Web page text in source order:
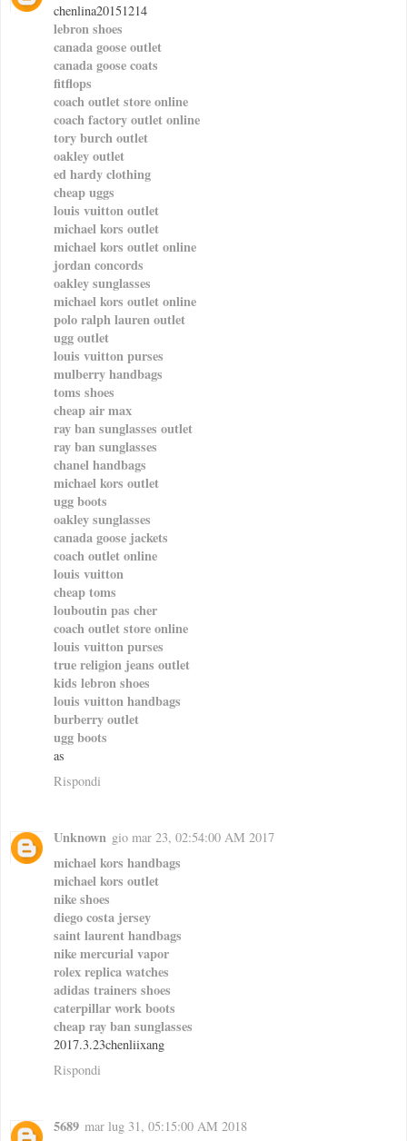
chenlina20151214
lebron shoes
canada goose outlet
canada goose coats
fitflops
coach outlet store online
coach factory outlet online
tory burch outlet
oakley outlet
ed hardy clothing
cheap uggs
louis vuitton outlet
michael kors outlet
michael kors outlet online
jordan concords
oakley sunglasses
michael kors outlet online
polo ralph lauren outlet
ugg outlet
louis vuitton purses
mulberry handbags
toms shoes
cheap air max
ray ban sunglasses outlet
ray ban sunglasses
chanel handbags
michael kors outlet
ugg boots
oakley sunglasses
canada goose jackets
coach outlet online
louis vuitton
cheap toms
louboutin pas cher
coach outlet store online
louis vuitton purses
true religion jeans outlet
kids lebron shoes
louis vuitton handbags
burberry outlet
ugg boots
as
Rispondi
Unknown gio mar 23, 02:54:00 AM 2017
michael kors handbags
michael kors outlet
nike shoes
diego costa jersey
saint laurent handbags
nike mercurial vapor
rolex replica watches
adidas trainers shoes
caterpillar work boots
cheap ray ban sunglasses
2017.3.23chenliixang
Rispondi
5689 mar lug 31, 05:15:00 AM 2018